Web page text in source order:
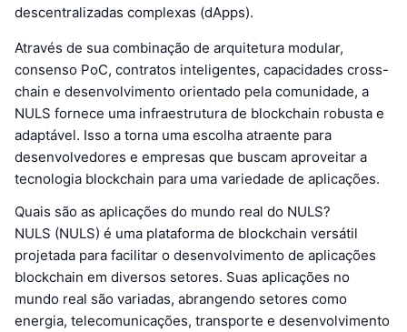
descentralizadas complexas (dApps).
Através de sua combinação de arquitetura modular,
consenso PoC, contratos inteligentes, capacidades cross-
chain e desenvolvimento orientado pela comunidade, a
NULS fornece uma infraestrutura de blockchain robusta e
adaptável. Isso a torna uma escolha atraente para
desenvolvedores e empresas que buscam aproveitar a
tecnologia blockchain para uma variedade de aplicações.
Quais são as aplicações do mundo real do NULS?
NULS (NULS) é uma plataforma de blockchain versátil
projetada para facilitar o desenvolvimento de aplicações
blockchain em diversos setores. Suas aplicações no
mundo real são variadas, abrangendo setores como
energia, telecomunicações, transporte e desenvolvimento